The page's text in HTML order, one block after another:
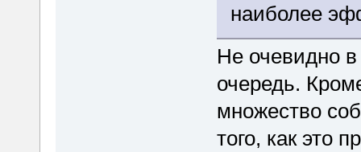
наиболее
Не очевидно
очередь.
множество
того, как это